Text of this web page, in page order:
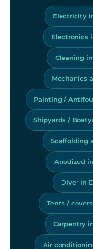
Electricity
Electronics
Cleaning
Mechanics
Painting /
Shipyards /
Scaffolding
Anodized
Diver in
Tents /
Carpentry
Air